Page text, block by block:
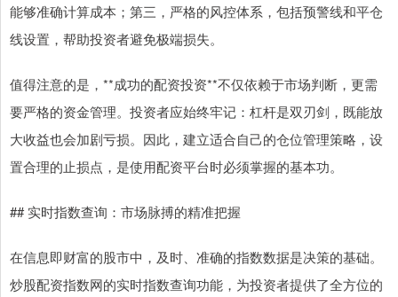
能够准确计算成本；第三，严格的风控体系，包括预警线和平仓
线设置，帮助投资者避免极端损失。
值得注意的是，**成功的配资投资**不仅依赖于市场判断，更需
要严格的资金管理。投资者应始终牢记：杠杆是双刃剑，既能放
大收益也会加剧亏损。因此，建立适合自己的仓位管理策略，设
置合理的止损点，是使用配资平台时必须掌握的基本功。
## 实时指数查询：市场脉搏的精准把握
在信息即财富的股市中，及时、准确的指数数据是决策的基础。
炒股配资指数网的实时指数查询功能，为投资者提供了全方位的